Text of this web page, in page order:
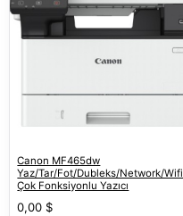
Canon MF465dw
Yaz/Tar/Fot/Dubleks/Network/Wifi
Çok Fonksiyonlu Yazıcı
0,00 $